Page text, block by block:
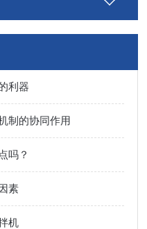
利器
制的协同作用
吗？
素
机